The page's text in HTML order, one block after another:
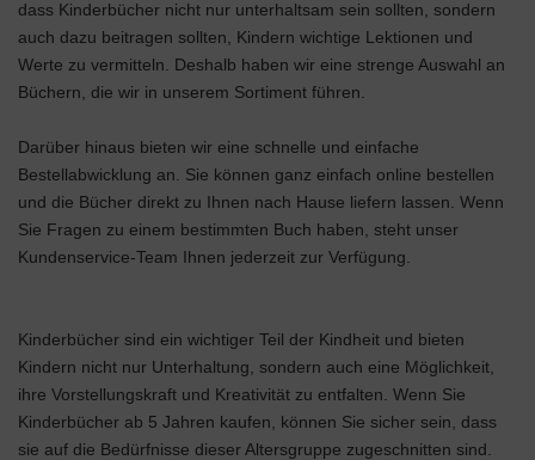
dass Kinderbücher nicht nur unterhaltsam sein sollten, sondern
auch dazu beitragen sollten, Kindern wichtige Lektionen und
Werte zu vermitteln. Deshalb haben wir eine strenge Auswahl an
Büchern, die wir in unserem Sortiment führen.
Darüber hinaus bieten wir eine schnelle und einfache
Bestellabwicklung an. Sie können ganz einfach online bestellen
und die Bücher direkt zu Ihnen nach Hause liefern lassen. Wenn
Sie Fragen zu einem bestimmten Buch haben, steht unser
Kundenservice-Team Ihnen jederzeit zur Verfügung.
Kinderbücher sind ein wichtiger Teil der Kindheit und bieten
Kindern nicht nur Unterhaltung, sondern auch eine Möglichkeit,
ihre Vorstellungskraft und Kreativität zu entfalten. Wenn Sie
Kinderbücher ab 5 Jahren kaufen, können Sie sicher sein, dass
sie auf die Bedürfnisse dieser Altersgruppe zugeschnitten sind.